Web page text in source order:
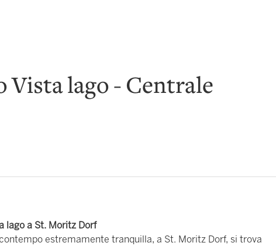
Vista lago - Centrale
lago a St. Moritz Dorf
estremamente tranquilla, a St. Moritz Dorf, si trova